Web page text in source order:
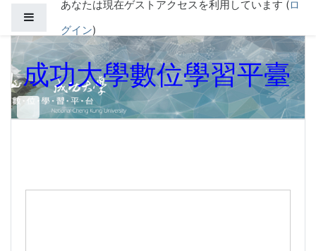
メインコンテンツへスキップする
あなたは現在ゲストアクセスを利用しています (ロ
グイン)
成功大學數位學習平臺